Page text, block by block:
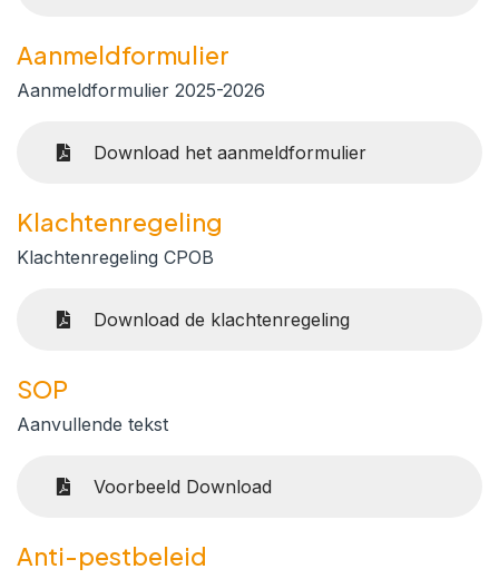
Aanmeldformulier
Aanmeldformulier 2025-2026
Download het aanmeldformulier
Klachtenregeling
Klachtenregeling CPOB
Download de klachtenregeling
SOP
Aanvullende tekst
Voorbeeld Download
Anti-pestbeleid